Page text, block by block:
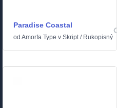
Paradise Coastal
od Amorfa Type v Skript/ Rukopisný